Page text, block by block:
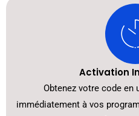
Activation
Obtenez votre code en
immédiatement à vos